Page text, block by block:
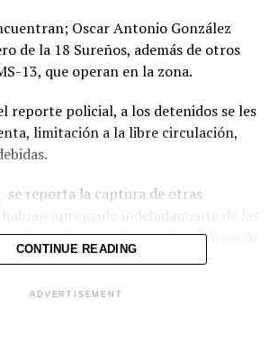
Oscar Antonio González
de la 18 Sureños, además de otros
13, que operan en la zona.
reporte policial, a los detenidos se les
limitación a la libre circulación,
se reporta la captura de otras
habían apropiado indebidamente de las
además de hurto de servicios de
CONTINUE READING
ADVERTISEMENT